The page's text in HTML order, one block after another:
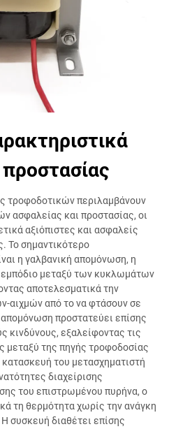
τροφοδοτικών περιλαμβάνουν
ασφαλείας και προστασίας, οι
αξιόπιστες και ασφαλείς
Το σημαντικότερο
η γαλβανική απομόνωση, η
εμπόδιο μεταξύ των κυκλωμάτων
αποτελεσματικά την
αιχμών από το να φτάσουν σε
προστατεύει επίσης
κινδύνους, εξαλείφοντας τις
μεταξύ της πηγής τροφοδοσίας
του μετασχηματιστή
διαχείρισης
του επιστρωμένου πυρήνα, ο
τη θερμότητα χωρίς την ανάγκη
συσκευή διαθέτει επίσης